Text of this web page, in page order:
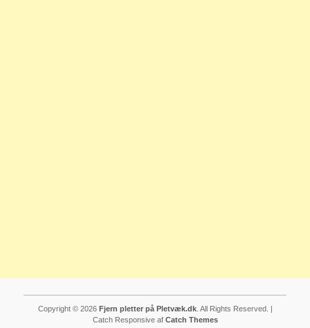
Copyright © 2026 Fjern pletter på Pletvæk.dk. All Rights Reserved. |
Catch Responsive af Catch Themes